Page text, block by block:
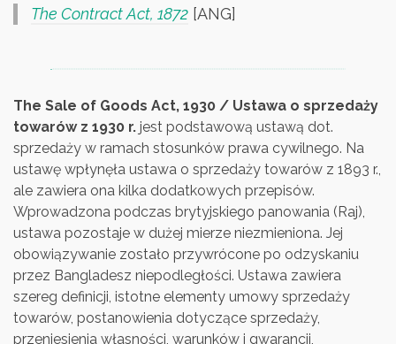
The Contract Act, 1872 [ANG]
The Sale of Goods Act, 1930 / Ustawa o sprzedaży
towarów z 1930 r. jest podstawową ustawą dot.
sprzedaży w ramach stosunków prawa cywilnego. Na
ustawę wpłynęła ustawa o sprzedaży towarów z 1893 r.,
ale zawiera ona kilka dodatkowych przepisów.
Wprowadzona podczas brytyjskiego panowania (Raj),
ustawa pozostaje w dużej mierze niezmieniona. Jej
obowiązywanie zostało przywrócone po odzyskaniu
przez Bangladesz niepodległości. Ustawa zawiera
szereg definicji, istotne elementy umowy sprzedaży
towarów, postanowienia dotyczące sprzedaży,
przeniesienia własności, warunków i gwarancji,